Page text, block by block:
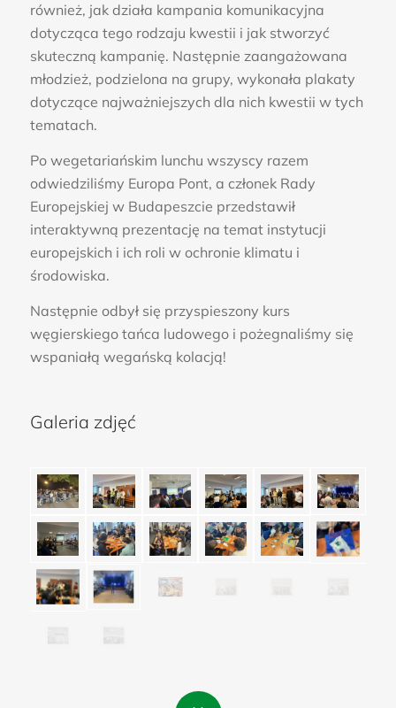
również, jak działa kampania komunikacyjna
dotycząca tego rodzaju kwestii i jak stworzyć
skuteczną kampanię. Następnie zaangażowana
młodzież, podzielona na grupy, wykonała plakaty
dotyczące najważniejszych dla nich kwestii w tych
tematach.
Po wegetariańskim lunchu wszyscy razem
odwiedziliśmy Europa Pont, a członek Rady
Europejskiej w Budapeszcie przedstawił
interaktywną prezentację na temat instytucji
europejskich i ich roli w ochronie klimatu i
środowiska.
Następnie odbył się przyspieszony kurs
węgierskiego tańca ludowego i pożegnaliśmy się
wspaniałą wegańską kolacją!
Galeria zdjęć